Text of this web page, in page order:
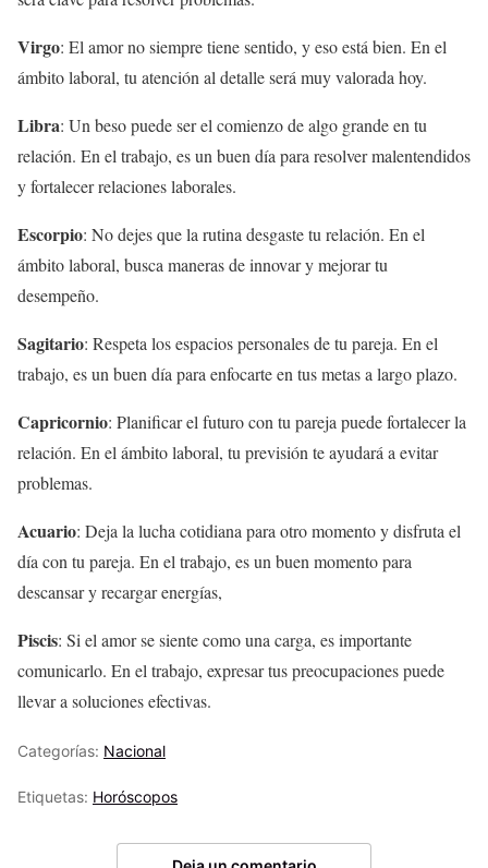
Virgo: El amor no siempre tiene sentido, y eso está bien. En el
ámbito laboral, tu atención al detalle será muy valorada hoy.
Libra: Un beso puede ser el comienzo de algo grande en tu
relación. En el trabajo, es un buen día para resolver malentendidos
y fortalecer relaciones laborales.
Escorpio: No dejes que la rutina desgaste tu relación. En el
ámbito laboral, busca maneras de innovar y mejorar tu
desempeño.
Sagitario: Respeta los espacios personales de tu pareja. En el
trabajo, es un buen día para enfocarte en tus metas a largo plazo.
Capricornio: Planificar el futuro con tu pareja puede fortalecer la
relación. En el ámbito laboral, tu previsión te ayudará a evitar
problemas.
Acuario: Deja la lucha cotidiana para otro momento y disfruta el
día con tu pareja. En el trabajo, es un buen momento para
descansar y recargar energías,
Piscis: Si el amor se siente como una carga, es importante
comunicarlo. En el trabajo, expresar tus preocupaciones puede
llevar a soluciones efectivas.
Categorías: Nacional
Etiquetas: Horóscopos